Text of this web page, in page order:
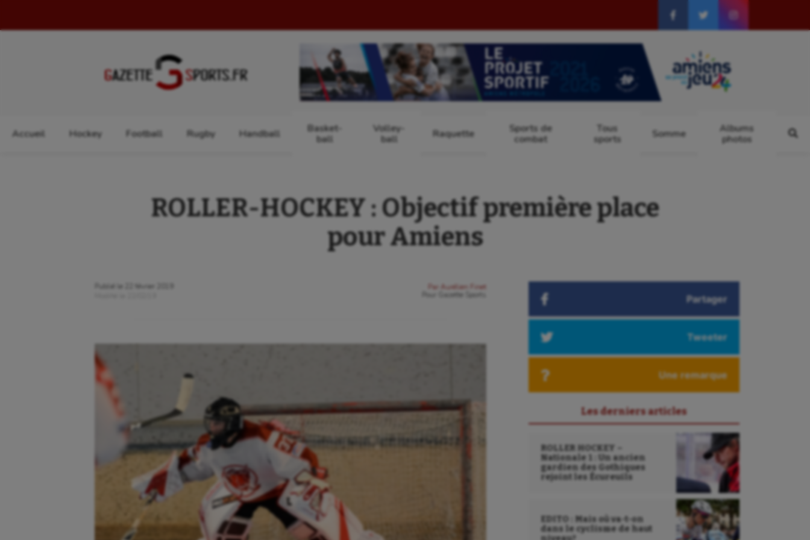
Accueil Hockey Football Rugby Handball
Basket-
ball
Volley-
ball
Raquette
Sports de
combat
Tous
sports
Somme
Albums
photos
ROLLER-HOCKEY : Objectif première place
pour Amiens
Publié le
22 février 2019
Par
Aurélien Finet
Gazette Sports Partager
Tweeter
Une remarque
Les derniers articles
ROLLER HOCKEY –
Nationale 1 : Un ancien
gardien des Gothiques
rejoint les Écureuils
EDITO : Mais où va-t-on
dans le cyclisme de haut